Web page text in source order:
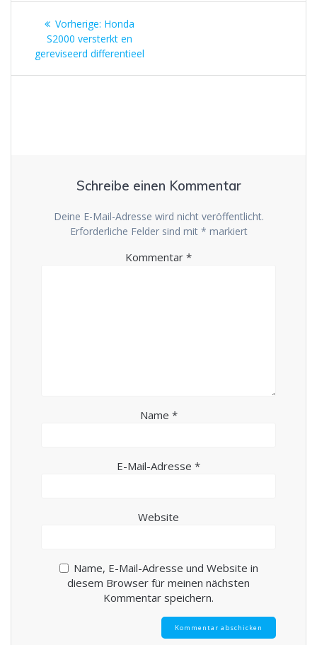
Beitragsnavigation
Vorherige: Vorheriger
Beitrag:
Honda
S2000 versterkt en
gereviseerd differentieel
Schreibe einen Kommentar
Deine E-Mail-Adresse wird nicht veröffentlicht.
Erforderliche Felder sind mit * markiert
Kommentar *
Name *
E-Mail-Adresse *
Website
Name, E-Mail-Adresse und Website in
diesem Browser für meinen nächsten
Kommentar speichern.